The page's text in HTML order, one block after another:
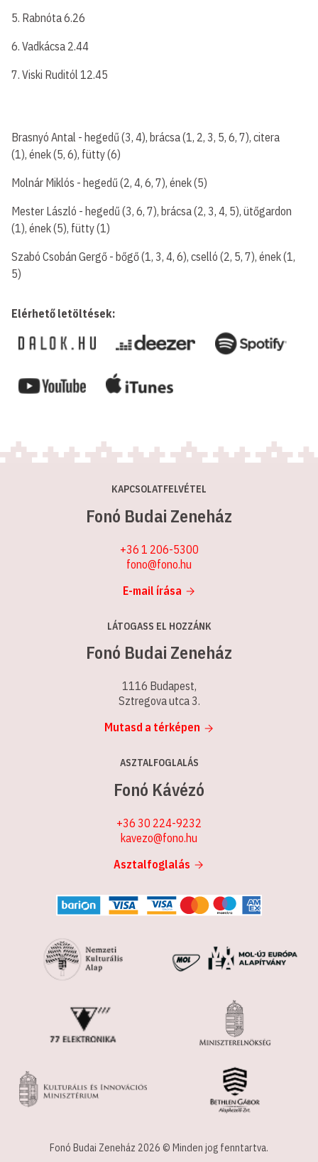
5. Rabnóta 6.26
6. Vadkácsa 2.44
7. Viski Ruditól 12.45
Brasnyó Antal - hegedű (3, 4), brácsa (1, 2, 3, 5, 6, 7), citera
(1), ének (5, 6), fütty (6)
Molnár Miklós - hegedű (2, 4, 6, 7), ének (5)
Mester László - hegedű (3, 6, 7), brácsa (2, 3, 4, 5), ütőgardon
(1), ének (5), fütty (1)
Szabó Csobán Gergő - bőgő (1, 3, 4, 6), cselló (2, 5, 7), ének (1,
5)
Elérhető letöltések:
KAPCSOLATFELVÉTEL
Fonó Budai Zeneház
+36 1 206-5300
fono@fono.hu
E-mail írása
LÁTOGASS EL HOZZÁNK
Fonó Budai Zeneház
1116 Budapest,
Sztregova utca 3.
Mutasd a térképen
ASZTALFOGLALÁS
Fonó Kávézó
+36 30 224-9232
kavezo@fono.hu
Asztalfoglalás
Fonó Budai Zeneház 2026 © Minden jog fenntartva.